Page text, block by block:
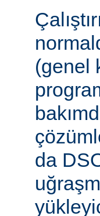
(genel
da